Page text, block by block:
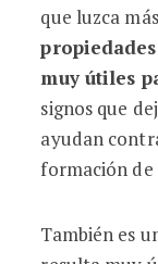
que luzca
muy útiles
signos que
ayudan
formación de
También es